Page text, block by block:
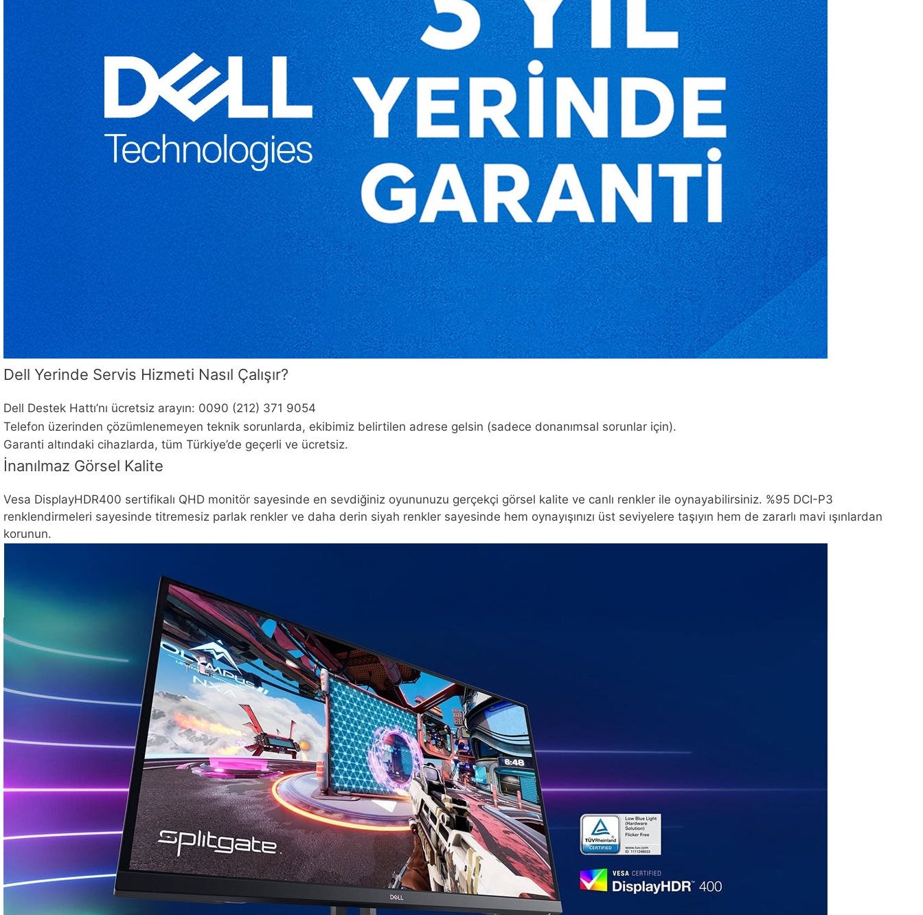
Dell Yerinde Servis Hizmeti Nasıl Çalışır?
Dell Destek Hattı’nı ücretsiz arayın: 0090 (212) 371 9054
Telefon üzerinden çözümlenemeyen teknik sorunlarda, ekibimiz belirtilen adrese gelsin (sadece donanımsal sorunlar için).
Garanti altındaki cihazlarda, tüm Türkiye’de geçerli ve ücretsiz.
İnanılmaz Görsel Kalite
Vesa DisplayHDR400 sertifikalı QHD monitör sayesinde en sevdiğiniz oyununuzu gerçekçi görsel kalite ve canlı renkler ile oynayabilirsiniz. %95 DCI-P3
renklendirmeleri sayesinde titremesiz parlak renkler ve daha derin siyah renkler sayesinde hem oynayışınızı üst seviyelere taşıyın hem de zararlı mavi ışınlardan
korunun.